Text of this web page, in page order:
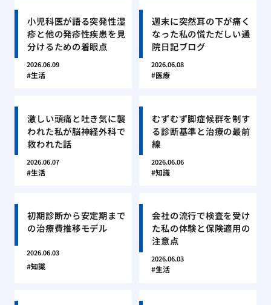
小児科医が語る突発性湿
疹と他の発疹性疾患を見
分けるための着眼点
2026.06.09
生活
週末に突然耳の下が痛く
なった私の慌ただしい通
院日記ブログ
2026.06.08
医療
激しい頭痛と吐き気に襲
われた私が脳神経外科で
救われた話
2026.06.07
生活
むずむず脚症候群を制す
る診断基準と治療の最前
線
2026.06.06
知識
初期診断から安定期まで
の治療費推移モデル
2026.06.03
知識
会社の流行で検査を受け
た私の体験と保険適用の
注意点
2026.06.03
生活